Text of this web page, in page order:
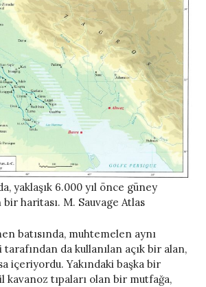
yaklaşık 6.000 yıl önce güney
bir haritası. M. Sauvage Atlas
batısında, muhtemelen aynı
da kullanılan açık bir alan,
içeriyordu. Yakındaki başka bir
kavanoz tıpaları olan bir mutfağa,